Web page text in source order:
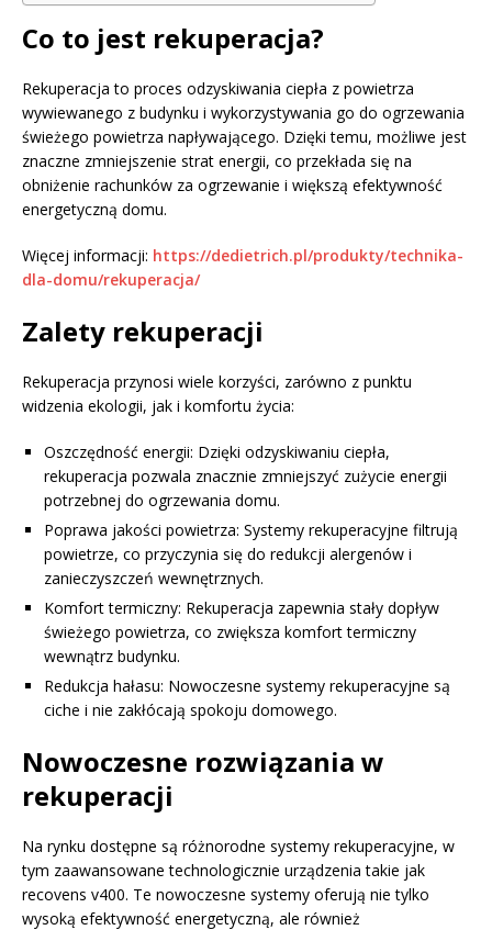
Co to jest rekuperacja?
Rekuperacja to proces odzyskiwania ciepła z powietrza
wywiewanego z budynku i wykorzystywania go do ogrzewania
świeżego powietrza napływającego. Dzięki temu, możliwe jest
znaczne zmniejszenie strat energii, co przekłada się na
obniżenie rachunków za ogrzewanie i większą efektywność
energetyczną domu.
Więcej informacji: https://dedietrich.pl/produkty/technika-
dla-domu/rekuperacja/
Zalety rekuperacji
Rekuperacja przynosi wiele korzyści, zarówno z punktu
widzenia ekologii, jak i komfortu życia:
Oszczędność energii: Dzięki odzyskiwaniu ciepła,
rekuperacja pozwala znacznie zmniejszyć zużycie energii
potrzebnej do ogrzewania domu.
Poprawa jakości powietrza: Systemy rekuperacyjne filtrują
powietrze, co przyczynia się do redukcji alergenów i
zanieczyszczeń wewnętrznych.
Komfort termiczny: Rekuperacja zapewnia stały dopływ
świeżego powietrza, co zwiększa komfort termiczny
wewnątrz budynku.
Redukcja hałasu: Nowoczesne systemy rekuperacyjne są
ciche i nie zakłócają spokoju domowego.
Nowoczesne rozwiązania w
rekuperacji
Na rynku dostępne są różnorodne systemy rekuperacyjne, w
tym zaawansowane technologicznie urządzenia takie jak
recovens v400. Te nowoczesne systemy oferują nie tylko
wysoką efektywność energetyczną, ale również